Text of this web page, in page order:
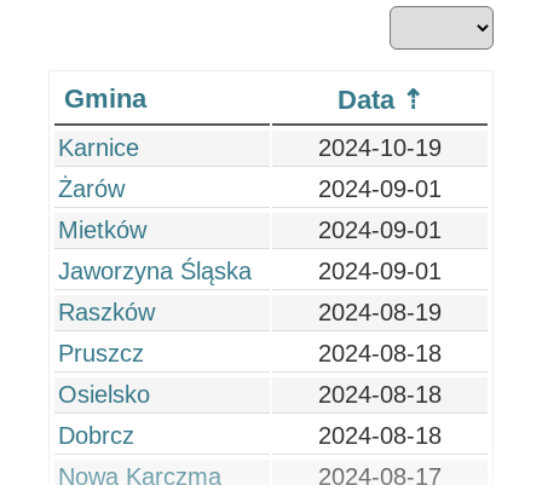
Gmina Data
Karnice
2024-10-19
Żarów
2024-09-01
Mietków
2024-09-01
Jaworzyna Śląska
2024-09-01
Raszków
2024-08-19
Pruszcz
2024-08-18
Osielsko
2024-08-18
Dobrcz
2024-08-18
Nowa Karczma
2024-08-17